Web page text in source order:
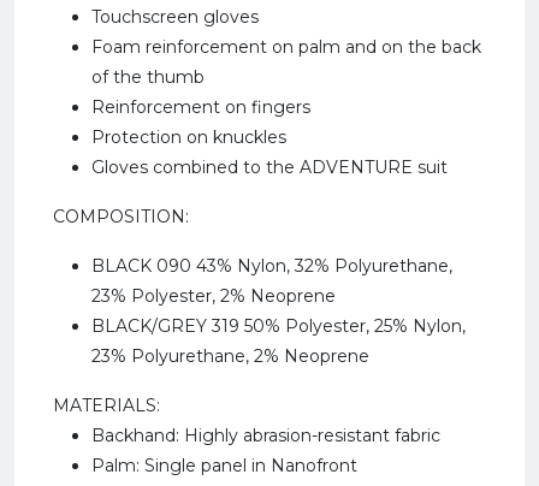
Touchscreen gloves
Foam reinforcement on palm and on the back
of the thumb
Reinforcement on fingers
Protection on knuckles
Gloves combined to the ADVENTURE suit
COMPOSITION:
BLACK 090 43% Nylon, 32% Polyurethane,
23% Polyester, 2% Neoprene
BLACK/GREY 319 50% Polyester, 25% Nylon,
23% Polyurethane, 2% Neoprene
MATERIALS:
Backhand: Highly abrasion-resistant fabric
Palm: Single panel in Nanofront